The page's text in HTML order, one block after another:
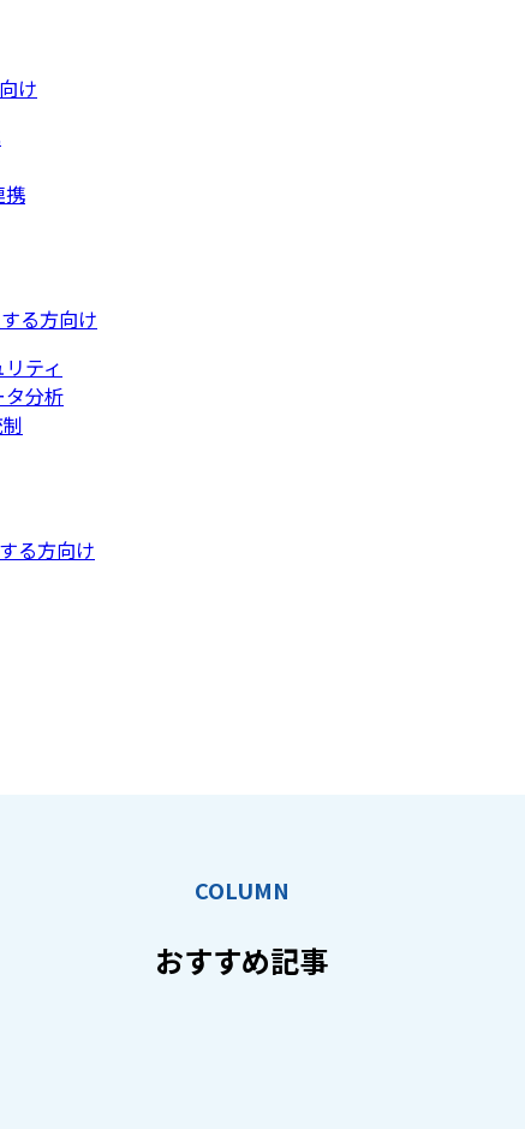
け
携
る方向け
ティ
タ分析
る方向け
COLUMN
おすすめ記事